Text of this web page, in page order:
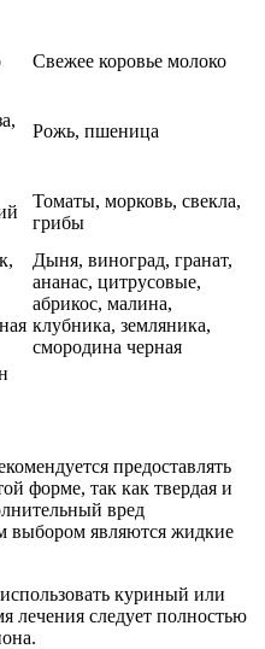
Свежее коровье молоко
Рожь, пшеница
Томаты, морковь, свекла,
грибы
Дыня, виноград, гранат,
ананас, цитрусовые,
абрикос, малина,
клубника, земляника,
смородина черная
предоставлять
форме, так как твердая и
вред
выбором являются жидкие
куриный или
лечения следует полностью